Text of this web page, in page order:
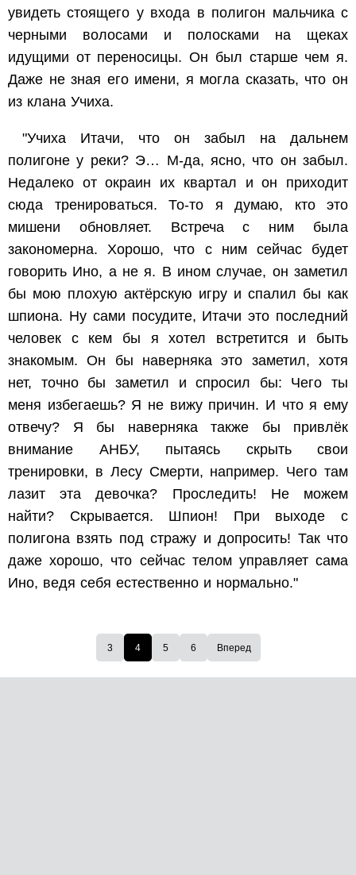
увидеть стоящего у входа в полигон мальчика с
черными волосами и полосками на щеках
идущими от переносицы. Он был старше чем я.
Даже не зная его имени, я могла сказать, что он
из клана Учиха.
"Учиха Итачи, что он забыл на дальнем
полигоне у реки? Э… М-да, ясно, что он забыл.
Недалеко от окраин их квартал и он приходит
сюда тренироваться. То-то я думаю, кто это
мишени обновляет. Встреча с ним была
закономерна. Хорошо, что с ним сейчас будет
говорить Ино, а не я. В ином случае, он заметил
бы мою плохую актёрскую игру и спалил бы как
шпиона. Ну сами посудите, Итачи это последний
человек с кем бы я хотел встретится и быть
знакомым. Он бы наверняка это заметил, хотя
нет, точно бы заметил и спросил бы: Чего ты
меня избегаешь? Я не вижу причин. И что я ему
отвечу? Я бы наверняка также бы привлёк
внимание АНБУ, пытаясь скрыть свои
тренировки, в Лесу Смерти, например. Чего там
лазит эта девочка? Проследить! Не можем
найти? Скрывается. Шпион! При выходе с
полигона взять под стражу и допросить! Так что
даже хорошо, что сейчас телом управляет сама
Ино, ведя себя естественно и нормально."
3 4 5 6 Вперед